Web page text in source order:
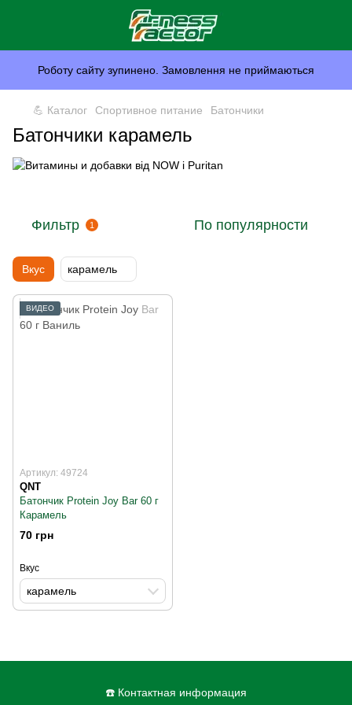
Роботу сайту зупинено. Замовлення не приймаються
💪 Каталог Спортивное питание Батончики
Батончики карамель
Фильтр 1 По популярности
Вкус карамель
ВИДЕО
Артикул: 49724
QNT
Батончик Protein Joy Bar 60 г
Карамель
70 грн
Вкус
карамель
☎️ Контактная информация